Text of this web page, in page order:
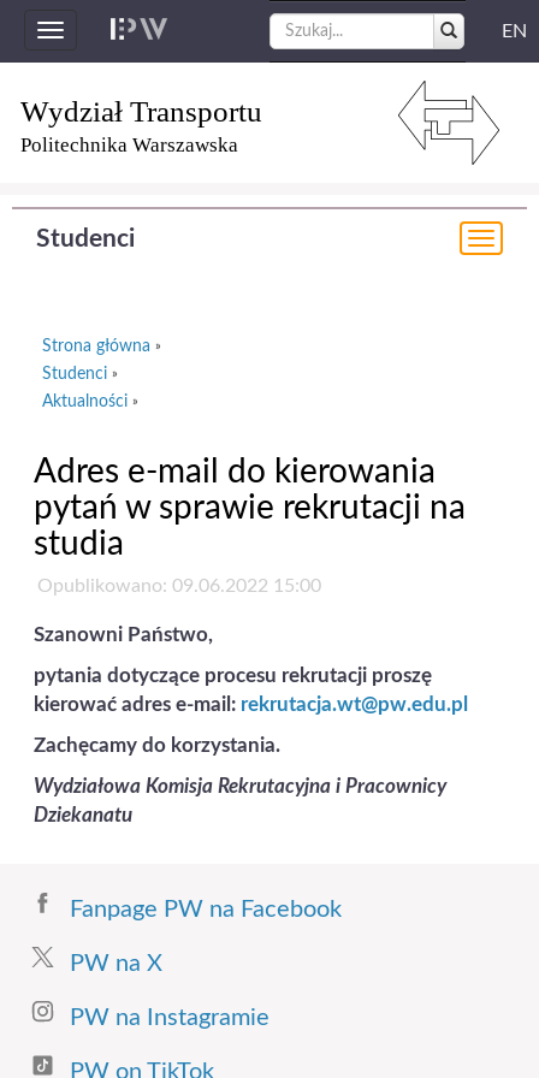
Toggle
navigation
EN
Wydział Transportu
Politechnika Warszawska
Studenci
Strona główna »
Studenci »
Aktualności »
Adres e-mail do kierowania
pytań w sprawie rekrutacji na
studia
Opublikowano: 09.06.2022 15:00
Szanowni Państwo,
pytania dotyczące procesu rekrutacji proszę
kierować adres e-mail: rekrutacja.wt@pw.edu.pl
Zachęcamy do korzystania.
Wydziałowa Komisja Rekrutacyjna i Pracownicy
Dziekanatu
Fanpage PW na Facebook
PW na X
PW na Instagramie
PW on TikTok